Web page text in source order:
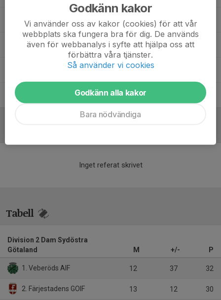
Annika Lundgren Ledare
Dennis LundbladhAssisterande tränaren
Fredrik AxelssonLagledare, Tränare
Peter HammarMålvaktstränare
Inget referat skrivet
Tabell
Division 2 Dam Sydöstra
Götaland
M +/- P
1. Veberöds AIF 12 37 32
2. Färjestadens GOIF 13 12 30
Godkänn kakor
Vi använder oss av kakor (cookies) för att vår
webbplats ska fungera bra för dig. De används
även för webbanalys i syfte att hjälpa oss att
förbättra våra tjänster.
Så använder vi cookies
Godkänn alla kakor
Bara nödvändiga